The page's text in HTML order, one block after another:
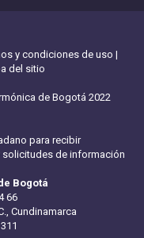
y condiciones de uso |
del sitio
de Bogotá 2022
para recibir
solicitudes de información
Bogotá
66
Cundinamarca